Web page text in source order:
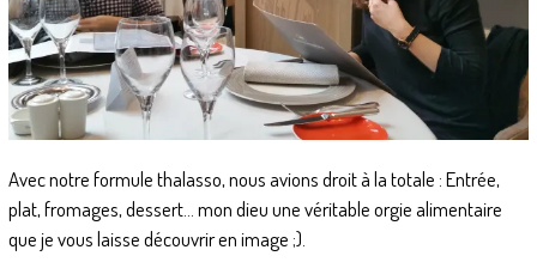
Avec notre formule thalasso, nous avions droit à la totale : Entrée,
plat, fromages, dessert… mon dieu une véritable orgie alimentaire
que je vous laisse découvrir en image ;).